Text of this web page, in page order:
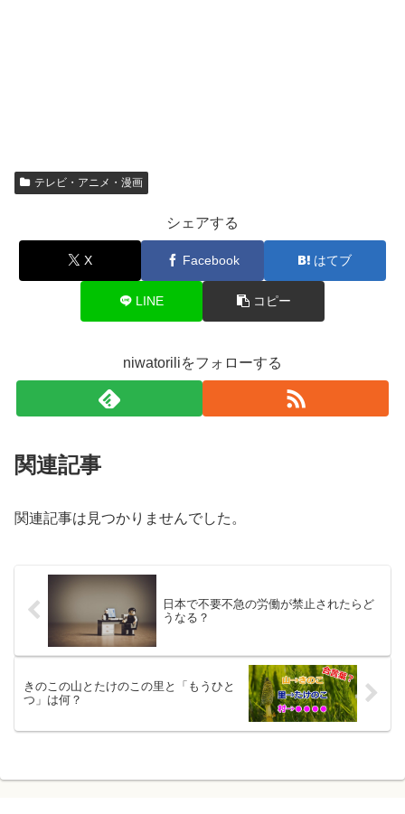
テレビ・アニメ・漫画
シェアする
X Facebook はてブ
LINE コピー
niwatoriliをフォローする
関連記事
関連記事は見つかりませんでした。
日本で不要不急の労働が禁止されたらど
うなる？
きのこの山とたけのこの里と「もうひと
つ」は何？